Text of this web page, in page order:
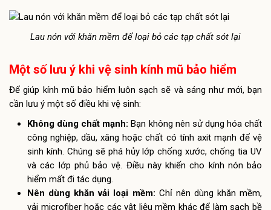
Lau nón với khăn mềm để loại bỏ các tạp chất sót lại
Một số lưu ý khi vệ sinh kính mũ bảo hiểm
Để giúp kính mũ bảo hiểm luôn sạch sẽ và sáng như mới, bạn
cần lưu ý một số điều khi vệ sinh:
Không dùng chất mạnh: Bạn không nên sử dụng hóa chất
công nghiệp, dầu, xăng hoặc chất có tính axit mạnh để vệ
sinh kính. Chúng sẽ phá hủy lớp chống xước, chống tia UV
và các lớp phủ bảo vệ. Điều này khiến cho kính nón bảo
hiểm mất đi tác dụng.
Nên dùng khăn vải loại mềm: Chỉ nên dùng khăn mềm,
vải microfiber hoặc các vật liệu mềm khác để làm sạch bề